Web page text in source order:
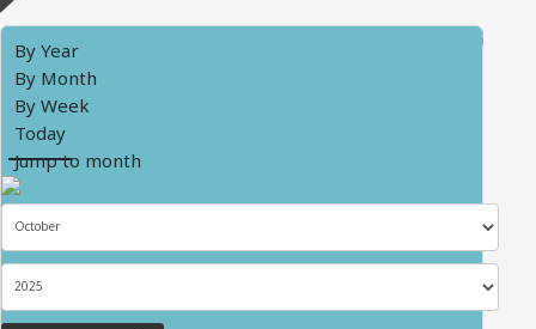
By Year
By Month
By Week
Today
Jump to month